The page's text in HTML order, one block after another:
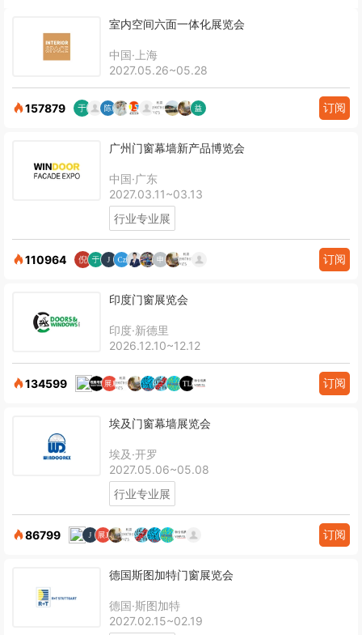
室内空间六面一体化展览会
中国·上海
2027.05.26~05.28
157879 订阅
广州门窗幕墙新产品博览会
中国·广东
2027.03.11~03.13
行业专业展
110964 订阅
印度门窗展览会
印度·新德里
2026.12.10~12.12
134599 订阅
埃及门窗幕墙展览会
埃及·开罗
2027.05.06~05.08
行业专业展
86799 订阅
德国斯图加特门窗展览会
德国·斯图加特
2027.02.15~02.19